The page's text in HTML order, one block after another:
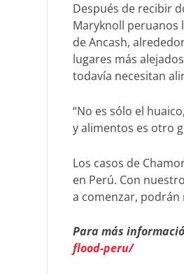
Después de recibir
Maryknoll peruanos
de Ancash,
lugares más
todavía necesitan
“No es sólo el
y alimentos es otro
Los casos de
en Perú. Con
a comenzar, podrán
Para más
flood-peru/